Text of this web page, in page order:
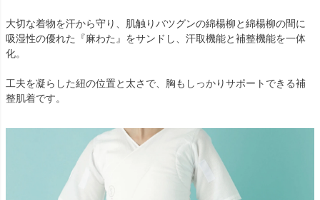
大切な着物を汗から守り、肌触りバツグンの綿楊柳と綿楊柳の間に
吸湿性の優れた『麻わた』をサンドし、汗取機能と補整機能を一体
化。
工夫を凝らした紐の位置と太さで、胸もしっかりサポートできる補
整肌着です。